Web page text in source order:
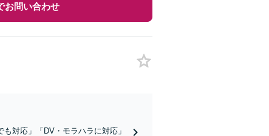
お問い合わせ
対応」「DV・モラハラに対応」